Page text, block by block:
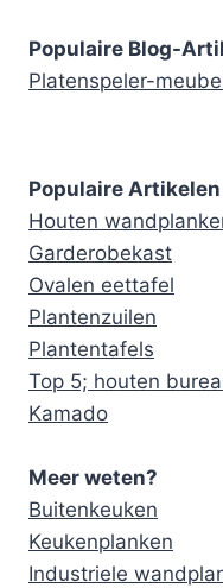
Populaire Blog-
Platenspeler-
Populaire Artikelen
Houten
Garderobekast
Ovalen eettafel
Plantenzuilen
Plantentafels
Top 5; houten
Kamado
Meer weten?
Buitenkeuken
Keukenplanken
Industriele